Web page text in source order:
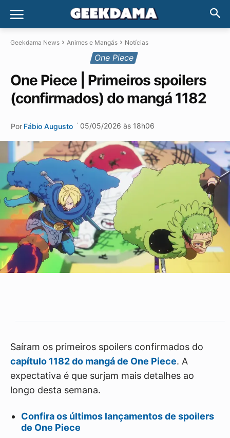
Geekdama News Animes e Mangás Notícias
One Piece
One Piece | Primeiros spoilers
(confirmados) do mangá 1182
Por Fábio Augusto · 05/05/2026 às 18h06
Saíram os primeiros spoilers confirmados do
capítulo 1182 do mangá de One Piece. A
expectativa é que surjam mais detalhes ao
longo desta semana.
Confira os últimos lançamentos de spoilers
de One Piece